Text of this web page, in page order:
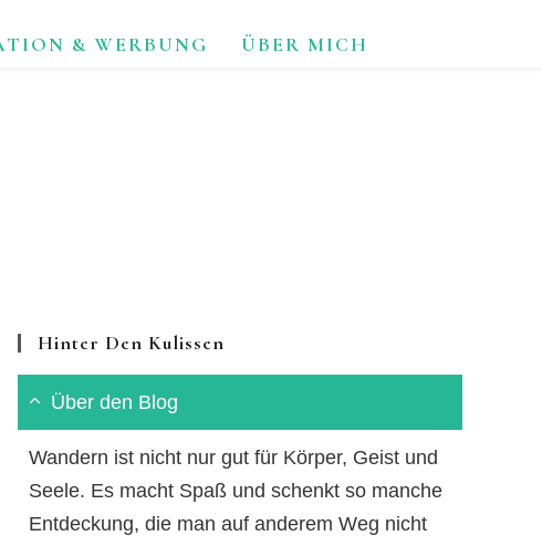
& WERBUNG ÜBER MICH
Hinter Den Kulissen
Über den Blog
Wandern ist nicht nur gut für Körper, Geist und
Seele. Es macht Spaß und schenkt so manche
Entdeckung, die man auf anderem Weg nicht